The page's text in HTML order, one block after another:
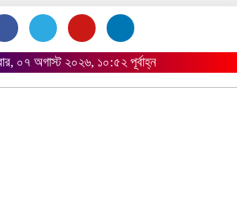
০৭ অগাস্ট ২০২৬, ১০:৫২ পূর্বাহ্ন